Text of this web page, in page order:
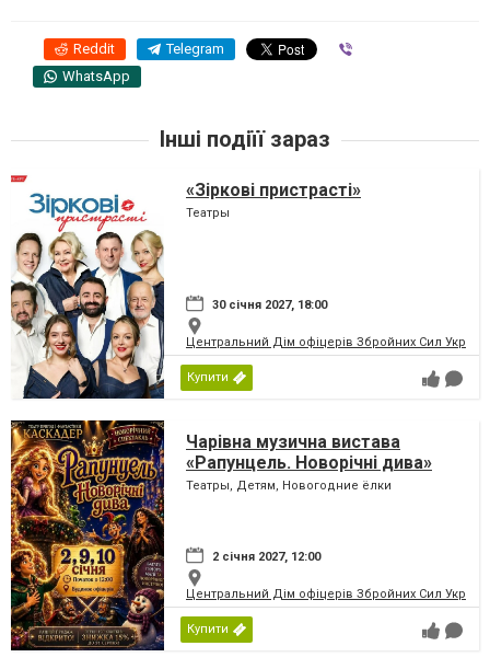
Reddit Telegram
WhatsApp
Інші подіїї зараз
«Зіркові пристрасті»
Театры
30 січня 2027, 18:00
Центральний Дім офіцерів Збройних Сил
Купити
Чарівна музична вистава
«Рапунцель. Новорічні дива»
Театры, Детям, Новогодние ёлки
2 січня 2027, 12:00
Центральний Дім офіцерів Збройних Сил
Купити